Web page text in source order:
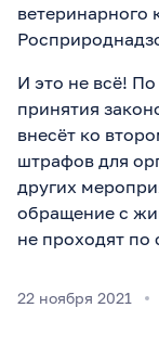
ветеринарного
И это не всё!
принятия
внесёт ко
штрафов для
других
обращение с
не проходят по
22 ноября 2021